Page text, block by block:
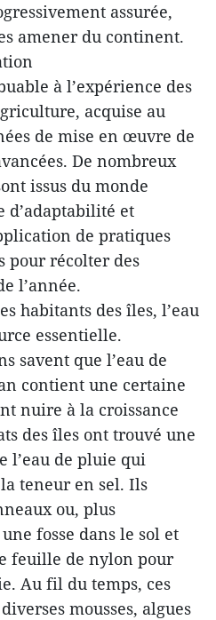
assurée,
amener du continent.
à l’expérience des
acquise au
de mise en œuvre de
De nombreux
issus du monde
d’adaptabilité et
de pratiques
pour récolter des
l’année.
habitants des îles, l’eau
essentielle.
savent que l’eau de
contient une certaine
nuire à la croissance
des îles ont trouvé une
l’eau de pluie qui
teneur en sel. Ils
ou, plus
fosse dans le sol et
feuille de nylon pour
Au fil du temps, ces
mousses, algues